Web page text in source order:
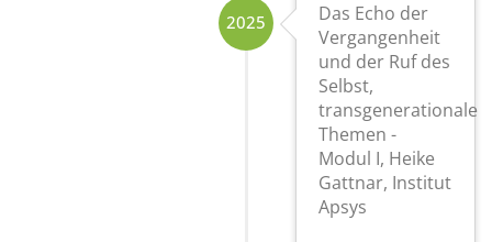
2025
Das Echo der
Vergangenheit
und der Ruf des
Selbst,
transgenerationale
Themen -
Modul I, Heike
Gattnar, Institut
Apsys